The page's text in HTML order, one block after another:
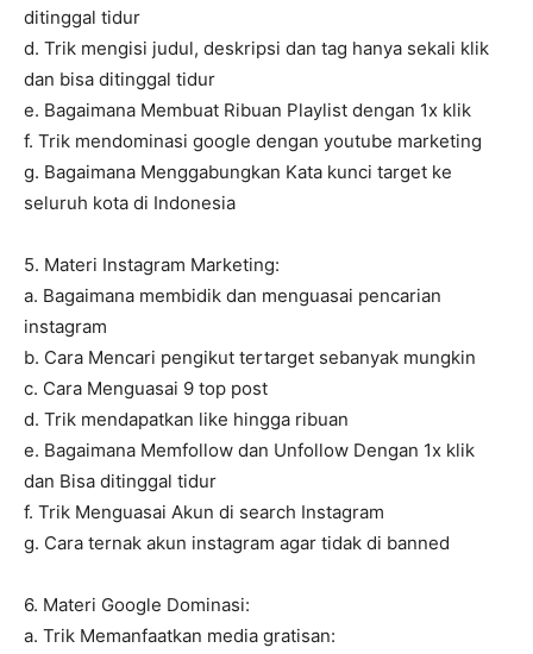
ditinggal tidur
d. Trik mengisi judul, deskripsi dan tag hanya sekali klik
dan bisa ditinggal tidur
e. Bagaimana Membuat Ribuan Playlist dengan 1x klik
f. Trik mendominasi google dengan youtube marketing
g. Bagaimana Menggabungkan Kata kunci target ke
seluruh kota di Indonesia
5. Materi Instagram Marketing:
a. Bagaimana membidik dan menguasai pencarian
instagram
b. Cara Mencari pengikut tertarget sebanyak mungkin
c. Cara Menguasai 9 top post
d. Trik mendapatkan like hingga ribuan
e. Bagaimana Memfollow dan Unfollow Dengan 1x klik
dan Bisa ditinggal tidur
f. Trik Menguasai Akun di search Instagram
g. Cara ternak akun instagram agar tidak di banned
6. Materi Google Dominasi:
a. Trik Memanfaatkan media gratisan: